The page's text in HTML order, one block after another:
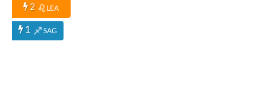
2 LEA
1 SAG